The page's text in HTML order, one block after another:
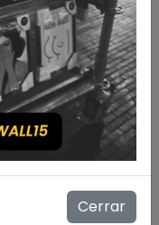
Cerrar